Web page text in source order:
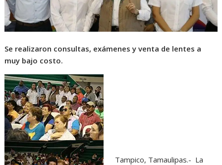
p
p
o
k
g
a
m
Se realizaron consultas, exámenes y venta de lentes a
muy bajo costo.
Tampico, Tamaulipas.- La